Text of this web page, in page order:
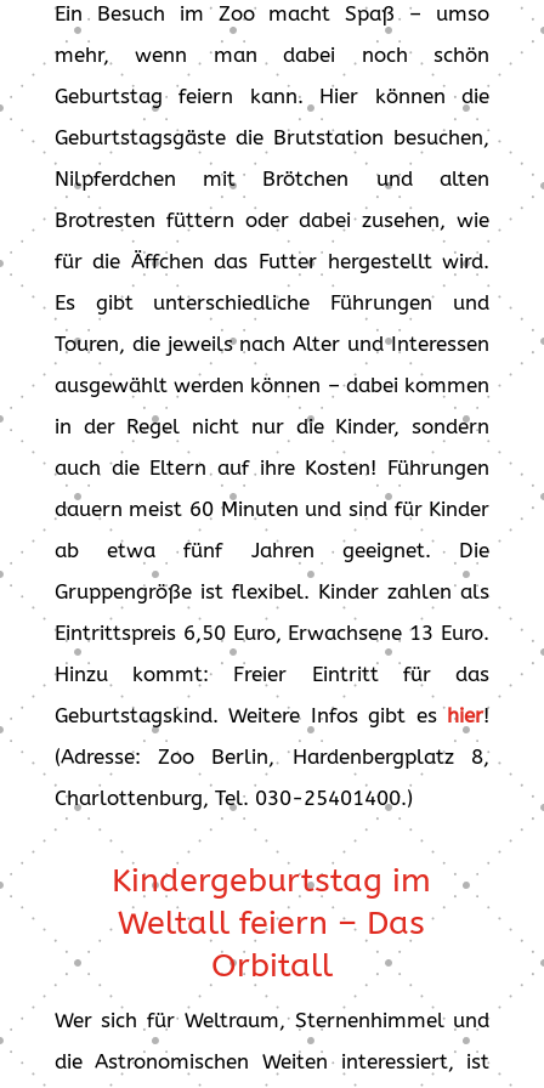
Ein Besuch im Zoo macht Spaß – umso
mehr, wenn man dabei noch schön
Geburtstag feiern kann. Hier können die
Geburtstagsgäste die Brutstation besuchen,
Nilpferdchen mit Brötchen und alten
Brotresten füttern oder dabei zusehen, wie
für die Äffchen das Futter hergestellt wird.
Es gibt unterschiedliche Führungen und
Touren, die jeweils nach Alter und Interessen
ausgewählt werden können – dabei kommen
in der Regel nicht nur die Kinder, sondern
auch die Eltern auf ihre Kosten! Führungen
dauern meist 60 Minuten und sind für Kinder
ab etwa fünf Jahren geeignet. Die
Gruppengröße ist flexibel. Kinder zahlen als
Eintrittspreis 6,50 Euro, Erwachsene 13 Euro.
Hinzu kommt: Freier Eintritt für das
Geburtstagskind. Weitere Infos gibt eshier!
(Adresse: Zoo Berlin, Hardenbergplatz 8,
Charlottenburg, Tel. 030-25401400.)
Kindergeburtstag im
Weltall feiern – Das
Orbitall
Wer sich für Weltraum, Sternenhimmel und
die Astronomischen Weiten interessiert, ist